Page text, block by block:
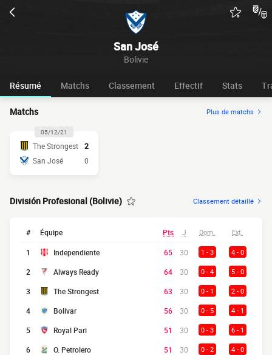
San José
Bolivie
Résumé Matchs Classement Effectif Stats
Matchs Plus de matchs
05/12/21
The Strongest
2
San José
0
División Profesional (Bolivie) Classement détaillé
# Équipe Pts J Dom. Ext.
1 Independiente 65 30 1 - 3 4 - 0
2 Always Ready 64 30 0 - 4 5 - 0
3 The Strongest 63 30 0 - 1 2 - 0
4 Bolívar 56 30 0 - 5 4 - 1
5 Royal Pari 51 30 0 - 3 6 - 1
6 O. Petrolero 51 30 0 - 2 4 - 0